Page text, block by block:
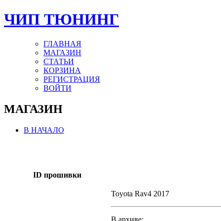
ЧИП ТЮНИНГ
ГЛАВНАЯ
МАГАЗИН
СТАТЬИ
КОРЗИНА
РЕГИСТРАЦИЯ
ВОЙТИ
МАГАЗИН
В НАЧАЛО
ID прошивки
Toyota Rav4 2017
В архиве: